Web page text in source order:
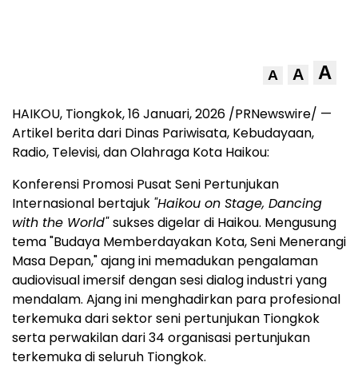
A A A
HAIKOU, Tiongkok,16 Januari, 2026 /PRNewswire/ —
Artikel berita dari Dinas Pariwisata, Kebudayaan,
Radio, Televisi, dan Olahraga Kota Haikou:
Konferensi Promosi Pusat Seni Pertunjukan
Internasional bertajuk "Haikou on Stage, Dancing
with the World"sukses digelar di Haikou. Mengusung
tema "Budaya Memberdayakan Kota, Seni Menerangi
Masa Depan," ajang ini memadukan pengalaman
audiovisual imersif dengan sesi dialog industri yang
mendalam. Ajang ini menghadirkan para profesional
terkemuka dari sektor seni pertunjukan Tiongkok
serta perwakilan dari 34 organisasi pertunjukan
terkemuka di seluruh Tiongkok.